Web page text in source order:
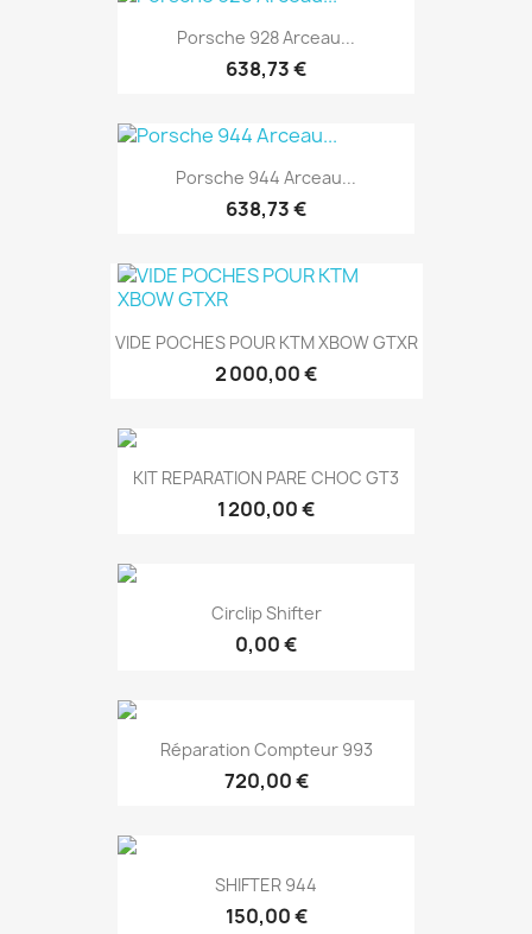
Porsche 928 Arceau...
638,73 €
Porsche 944 Arceau...
638,73 €
VIDE POCHES POUR KTM XBOW GTXR
2 000,00 €
KIT REPARATION PARE CHOC GT3
1 200,00 €
Circlip Shifter
0,00 €
Réparation Compteur 993
720,00 €
SHIFTER 944
150,00 €